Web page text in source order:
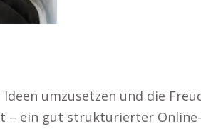
umzusetzen und die
– ein gut strukturierter